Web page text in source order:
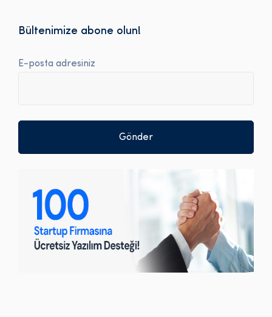
Bültenimize abone olun!
E-posta adresiniz